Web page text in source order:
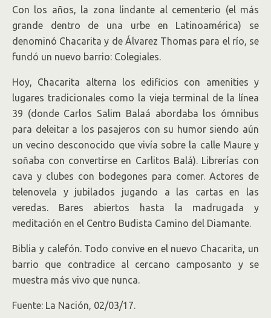
Con los años, la zona lindante al cementerio (el más
grande dentro de una urbe en Latinoamérica) se
denominó Chacarita y de Álvarez Thomas para el río, se
fundó un nuevo barrio: Colegiales.
Hoy, Chacarita alterna los edificios con amenities y
lugares tradicionales como la vieja terminal de la línea
39 (donde Carlos Salim Balaá abordaba los ómnibus
para deleitar a los pasajeros con su humor siendo aún
un vecino desconocido que vivía sobre la calle Maure y
soñaba con convertirse en Carlitos Balá). Librerías con
cava y clubes con bodegones para comer. Actores de
telenovela y jubilados jugando a las cartas en las
veredas. Bares abiertos hasta la madrugada y
meditación en el Centro Budista Camino del Diamante.
Biblia y calefón. Todo convive en el nuevo Chacarita, un
barrio que contradice al cercano camposanto y se
muestra más vivo que nunca.
Fuente: La Nación, 02/03/17.